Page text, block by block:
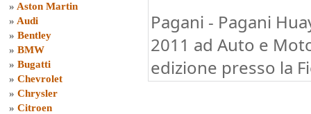
» Aston Martin
» Audi
» Bentley
» BMW
» Bugatti
» Chevrolet
» Chrysler
» Citroen
Pagani - Pagani
2011 ad Auto e
edizione presso la